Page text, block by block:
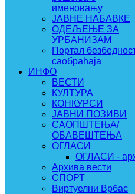
именовању
ЈАВНЕ НАБАВКЕ
ОДЕЉЕЊЕ ЗА
УРБАНИЗАМ
Портал
саобраћаја
ИНФО
ВЕСТИ
КУЛТУРА
КОНКУРСИ
ЈАВНИ ПОЗИВИ
САОПШТЕЊА/
ОБАВЕШТЕЊА
ОГЛАСИ
ОГЛАСИ -
Архива вести
СПОРТ
Виртуелни Врбас